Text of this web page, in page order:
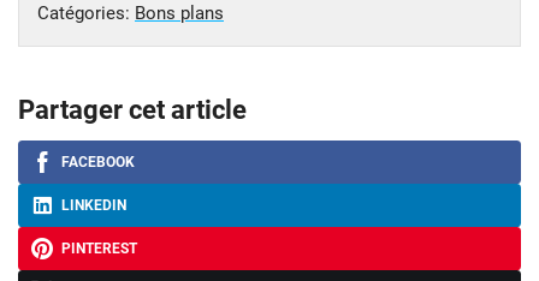
Catégories: Bons plans
Partager cet article
FACEBOOK
LINKEDIN
PINTEREST